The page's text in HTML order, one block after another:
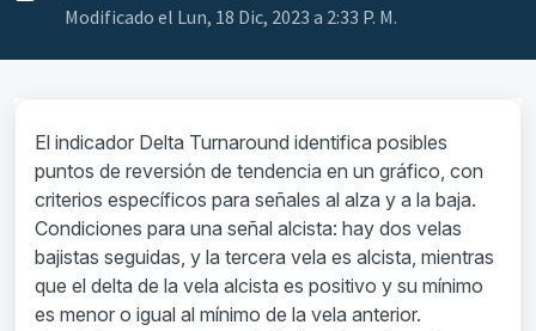
Modificado el Lun, 18 Dic, 2023 a 2:33 P. M.
El indicador Delta Turnaround identifica posibles
puntos de reversión de tendencia en un gráfico, con
criterios específicos para señales al alza y a la baja.
Condiciones para una señal alcista: hay dos velas
bajistas seguidas, y la tercera vela es alcista, mientras
que el delta de la vela alcista es positivo y su mínimo
es menor o igual al mínimo de la vela anterior.